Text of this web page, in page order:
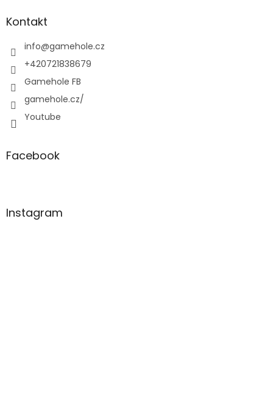
aKontakt
info@gamehole.cz
+420721838679
Gamehole FB
gamehole.cz/
Youtube
Facebook
Instagram